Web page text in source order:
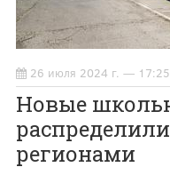
26 июля 2024 г. — 17:25
Новые
регионами